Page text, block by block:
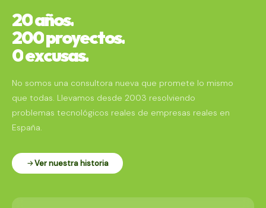
20años.
200proyectos.
0excusas.
No somos una consultora nueva que promete lo mismo
que todas. Llevamos desde 2003 resolviendo
problemas tecnológicos reales de empresas reales en
España.
Ver nuestra historia